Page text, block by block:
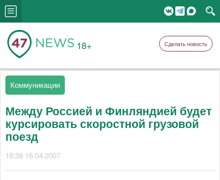
18+ Сделать новость
Коммуникации
Между Россией и Финляндией будет
курсировать скоростной грузовой
поезд
18:38 16.04.2007